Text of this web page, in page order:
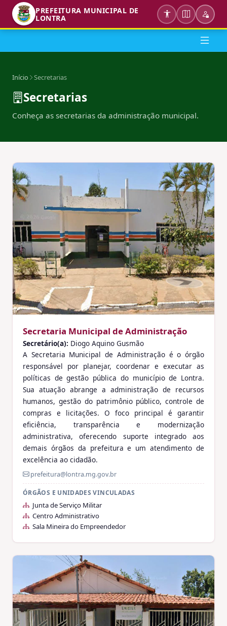
PREFEITURA MUNICIPAL DE
LONTRA
Início Secretarias
Secretarias
Conheça as secretarias da administração municipal.
Secretaria Municipal de Administração
Secretário(a): Diogo Aquino Gusmão
A Secretaria Municipal de Administração é o órgão
responsável por planejar, coordenar e executar as
políticas de gestão pública do município de Lontra.
Sua atuação abrange a administração de recursos
humanos, gestão do patrimônio público, controle de
compras e licitações. O foco principal é garantir
eficiência, transparência e modernização
administrativa, oferecendo suporte integrado aos
demais órgãos da prefeitura e um atendimento de
excelência ao cidadão.
prefeitura@lontra.mg.gov.br
ÓRGÃOS E UNIDADES VINCULADAS
Junta de Serviço Militar
Centro Administrativo
Sala Mineira do Empreendedor